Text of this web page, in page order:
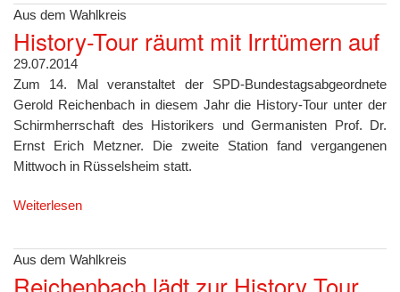
Aus dem Wahlkreis
History-Tour räumt mit Irrtümern auf
29.07.2014
Zum 14. Mal veranstaltet der SPD-Bundestagsabgeordnete
Gerold Reichenbach in diesem Jahr die History-Tour unter der
Schirmherrschaft des Historikers und Germanisten Prof. Dr.
Ernst Erich Metzner. Die zweite Station fand vergangenen
Mittwoch in Rüsselsheim statt.
Weiterlesen
Aus dem Wahlkreis
Reichenbach lädt zur History Tour